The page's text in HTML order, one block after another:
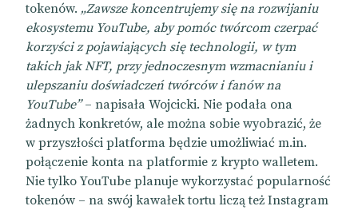
tokenów. „Zawsze koncentrujemy się na rozwijaniu
ekosystemu YouTube, aby pomóc twórcom czerpać
korzyści z pojawiających się technologii, w tym
takich jak NFT, przy jednoczesnym wzmacnianiu i
ulepszaniu doświadczeń twórców i fanów na
YouTube”– napisała Wojcicki. Nie podała ona
żadnych konkretów, ale można sobie wyobrazić, że
w przyszłości platforma będzie umożliwiać m.in.
połączenie konta na platformie z krypto walletem.
Nie tylko YouTube planuje wykorzystać popularność
tokenów – na swój kawałek tortu liczą też Instagram